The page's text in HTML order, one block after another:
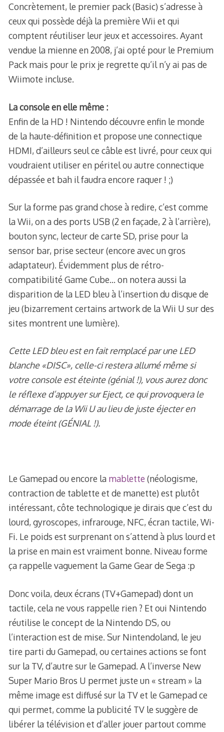
Concrètement, le premier pack (Basic) s’adresse à
ceux qui possède déjà la première Wii et qui
comptent réutiliser leur jeux et accessoires. Ayant
vendue la mienne en 2008, j’ai opté pour le Premium
Pack mais pour le prix je regrette qu’il n’y ai pas de
Wiimote incluse.
La console en elle même :
Enfin de la HD ! Nintendo découvre enfin le monde
de la haute-définition et propose une connectique
HDMI, d’ailleurs seul ce câble est livré, pour ceux qui
voudraient utiliser en péritel ou autre connectique
dépassée et bah il faudra encore raquer ! ;)
Sur la forme pas grand chose à redire, c’est comme
la Wii, on a des ports USB (2 en façade, 2 à l’arrière),
bouton sync, lecteur de carte SD, prise pour la
sensor bar, prise secteur (encore avec un gros
adaptateur). Évidemment plus de rétro-
compatibilité Game Cube… on notera aussi la
disparition de la LED bleu à l’insertion du disque de
jeu (bizarrement certains artwork de la Wii U sur des
sites montrent une lumière).
Cette LED bleu est en fait remplacé par une LED
blanche «DISC», celle-ci restera allumé même si
votre console est éteinte (génial !), vous aurez donc
le réflexe d’appuyer sur Eject, ce qui provoquera le
démarrage de la Wii U au lieu de juste éjecter en
mode éteint (GÉNIAL !).
Le Gamepad ou encore la mablette (néologisme,
contraction de tablette et de manette) est plutôt
intéressant, côte technologique je dirais que c’est du
lourd, gyroscopes, infrarouge, NFC, écran tactile, Wi-
Fi. Le poids est surprenant on s’attend à plus lourd et
la prise en main est vraiment bonne. Niveau forme
ça rappelle vaguement la Game Gear de Sega :p
Donc voila, deux écrans (TV+Gamepad) dont un
tactile, cela ne vous rappelle rien ? Et oui Nintendo
réutilise le concept de la Nintendo DS, ou
l’interaction est de mise. Sur Nintendoland, le jeu
tire parti du Gamepad, ou certaines actions se font
sur la TV, d’autre sur le Gamepad. A l’inverse New
Super Mario Bros U permet juste un « stream » la
même image est diffusé sur la TV et le Gamepad ce
qui permet, comme la publicité TV le suggère de
libérer la télévision et d’aller jouer partout comme